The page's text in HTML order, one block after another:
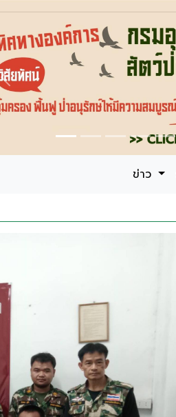
Previous
ข่าว